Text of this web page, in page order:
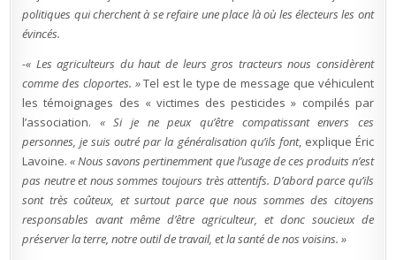
politiques qui cherchent à se refaire une place là où les électeurs les ont
évincés.
-« Les agriculteurs du haut de leurs gros tracteurs nous considèrent
comme des cloportes. »Tel est le type de message que véhiculent
les témoignages des « victimes des pesticides » compilés par
l’association. « Si je ne peux qu’être compatissant envers ces
personnes, je suis outré par la généralisation qu’ils font, explique Éric
Lavoine. « Nous savons pertinemment que l’usage de ces produits n’est
pas neutre et nous sommes toujours très attentifs. D’abord parce qu’ils
sont très coûteux, et surtout parce que nous sommes des citoyens
responsables avant même d’être agriculteur, et donc soucieux de
préserver la terre, notre outil de travail, et la santé de nos voisins. »